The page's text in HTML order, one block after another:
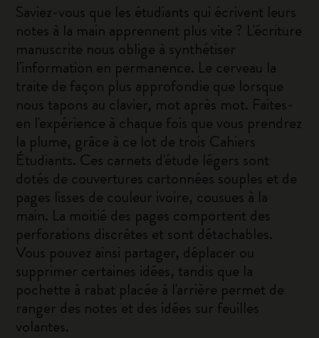
Saviez-vous que les étudiants qui écrivent leurs
notes à la main apprennent plus vite ? L'écriture
manuscrite nous oblige à synthétiser
l'information en permanence. Le cerveau la
traite de façon plus approfondie que lorsque
nous tapons au clavier, mot après mot. Faites-
en l'expérience à chaque fois que vous prendrez
la plume, grâce à ce lot de trois Cahiers
Étudiants. Ces carnets d'étude légers sont
dotés de couvertures cartonnées souples et de
pages lisses de couleur ivoire, cousues à la
main. La moitié des pages comportent des
perforations discrètes et sont détachables.
Vous pouvez ainsi partager, déplacer ou
supprimer certaines idées, tandis que la
pochette à rabat placée à l'arrière permet de
ranger des notes et des idées sur feuilles
volantes.